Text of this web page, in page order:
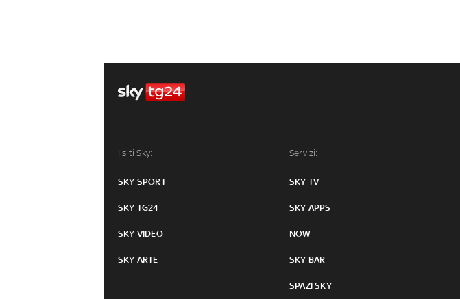
I siti Sky:
SKY SPORT
SKY TG24
SKY VIDEO
SKY ARTE
Servizi:
SKY TV
SKY APPS
NOW
SKY BAR
SPAZI SKY